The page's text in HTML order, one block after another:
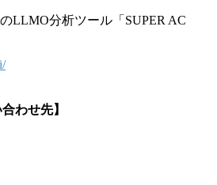
LLMO分析ツール「SUPER AC
わせ先】